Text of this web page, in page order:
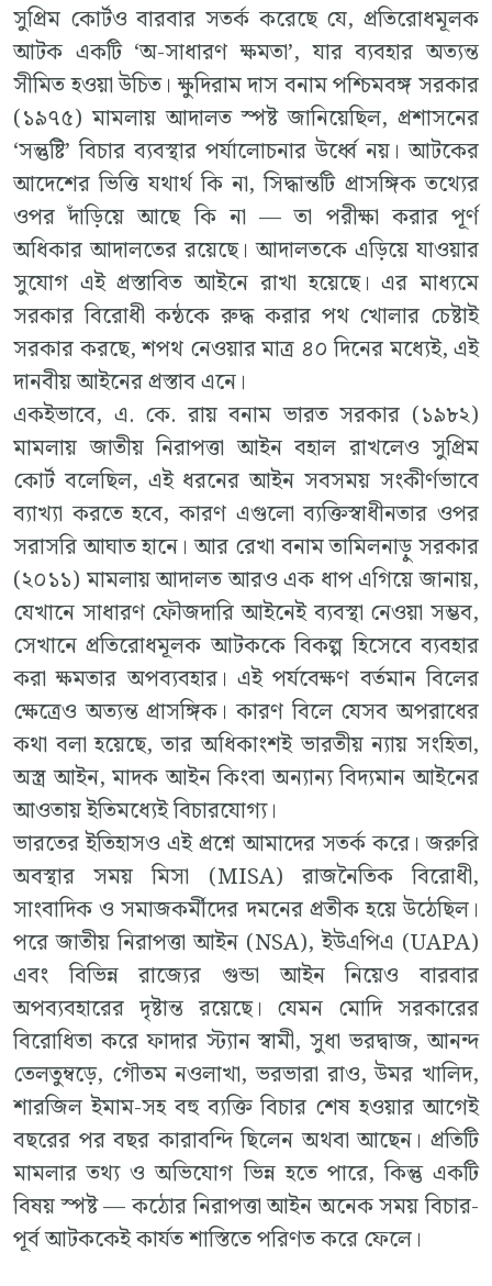
সুপ্রিম কোর্টও বারবার সতর্ক করেছে যে, প্রতিরোধমূলক
আটক একটি ‘অ-সাধারণ ক্ষমতা’, যার ব্যবহার অত্যন্ত
সীমিত হওয়া উচিত। ক্ষুদিরাম দাস বনাম পশ্চিমবঙ্গ সরকার
(১৯৭৫) মামলায় আদালত স্পষ্ট জানিয়েছিল, প্রশাসনের
‘সন্তুষ্টি’ বিচার ব্যবস্থার পর্যালোচনার উর্ধ্বে নয়। আটকের
আদেশের ভিত্তি যথার্থ কি না, সিদ্ধান্তটি প্রাসঙ্গিক তথ্যের
ওপর দাঁড়িয়ে আছে কি না — তা পরীক্ষা করার পূর্ণ
অধিকার আদালতের রয়েছে। আদালতকে এড়িয়ে যাওয়ার
সুযোগ এই প্রস্তাবিত আইনে রাখা হয়েছে। এর মাধ্যমে
সরকার বিরোধী কন্ঠকে রুদ্ধ করার পথ খোলার চেষ্টাই
সরকার করছে, শপথ নেওয়ার মাত্র ৪০ দিনের মধ্যেই, এই
দানবীয় আইনের প্রস্তাব এনে।
একইভাবে, এ. কে. রায় বনাম ভারত সরকার (১৯৮২)
মামলায় জাতীয় নিরাপত্তা আইন বহাল রাখলেও সুপ্রিম
কোর্ট বলেছিল, এই ধরনের আইন সবসময় সংকীর্ণভাবে
ব্যাখ্যা করতে হবে, কারণ এগুলো ব্যক্তিস্বাধীনতার ওপর
সরাসরি আঘাত হানে। আর রেখা বনাম তামিলনাড়ু সরকার
(২০১১) মামলায় আদালত আরও এক ধাপ এগিয়ে জানায়,
যেখানে সাধারণ ফৌজদারি আইনেই ব্যবস্থা নেওয়া সম্ভব,
সেখানে প্রতিরোধমূলক আটককে বিকল্প হিসেবে ব্যবহার
করা ক্ষমতার অপব্যবহার। এই পর্যবেক্ষণ বর্তমান বিলের
ক্ষেত্রেও অত্যন্ত প্রাসঙ্গিক। কারণ বিলে যেসব অপরাধের
কথা বলা হয়েছে, তার অধিকাংশই ভারতীয় ন্যায় সংহিতা,
অস্ত্র আইন, মাদক আইন কিংবা অন্যান্য বিদ্যমান আইনের
আওতায় ইতিমধ্যেই বিচারযোগ্য।
ভারতের ইতিহাসও এই প্রশ্নে আমাদের সতর্ক করে। জরুরি
অবস্থার সময় মিসা (MISA) রাজনৈতিক বিরোধী,
সাংবাদিক ও সমাজকর্মীদের দমনের প্রতীক হয়ে উঠেছিল।
পরে জাতীয় নিরাপত্তা আইন (NSA), ইউএপিএ (UAPA)
এবং বিভিন্ন রাজ্যের গুন্ডা আইন নিয়েও বারবার
অপব্যবহারের দৃষ্টান্ত রয়েছে। যেমন মোদি সরকারের
বিরোধিতা করে ফাদার স্ট্যান স্বামী, সুধা ভরদ্বাজ, আনন্দ
তেলতুম্বড়ে, গৌতম নওলাখা, ভরভারা রাও, উমর খালিদ,
শারজিল ইমাম-সহ বহু ব্যক্তি বিচার শেষ হওয়ার আগেই
বছরের পর বছর কারাবন্দি ছিলেন অথবা আছেন। প্রতিটি
মামলার তথ্য ও অভিযোগ ভিন্ন হতে পারে, কিন্তু একটি
বিষয় স্পষ্ট — কঠোর নিরাপত্তা আইন অনেক সময় বিচার-
পূর্ব আটককেই কার্যত শাস্তিতে পরিণত করে ফেলে।